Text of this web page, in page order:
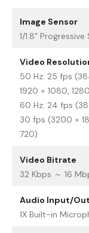
Image Sensor
1/1.8" Progressive
Video
50 Hz: 25 fps
1920 × 1080,
60 Hz: 24 fps
30 fps (3200 ×
720)
Video Bitrate
32 Kbps ～ 16
Audio Input/
1X Built-in